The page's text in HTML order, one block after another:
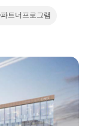
트너프로그램